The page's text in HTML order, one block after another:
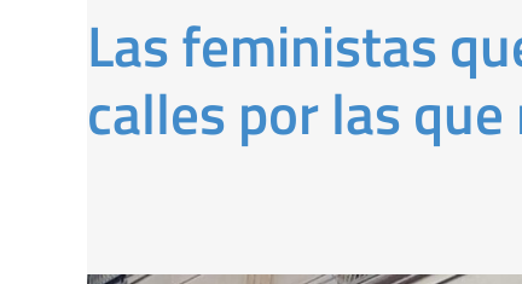
Las feministas
calles por las